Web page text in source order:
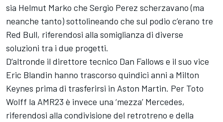
sia Helmut Marko che Sergio Perez scherzavano (ma
neanche tanto) sottolineando che sul podio c’erano tre
Red Bull, riferendosi alla somiglianza di diverse
soluzioni tra i due progetti.
D’altronde il direttore tecnico Dan Fallows e il suo vice
Eric Blandin hanno trascorso quindici anni a Milton
Keynes prima di trasferirsi in Aston Martin. Per Toto
Wolff la AMR23 è invece una ‘mezza’ Mercedes,
riferendosi alla condivisione del retrotreno e della